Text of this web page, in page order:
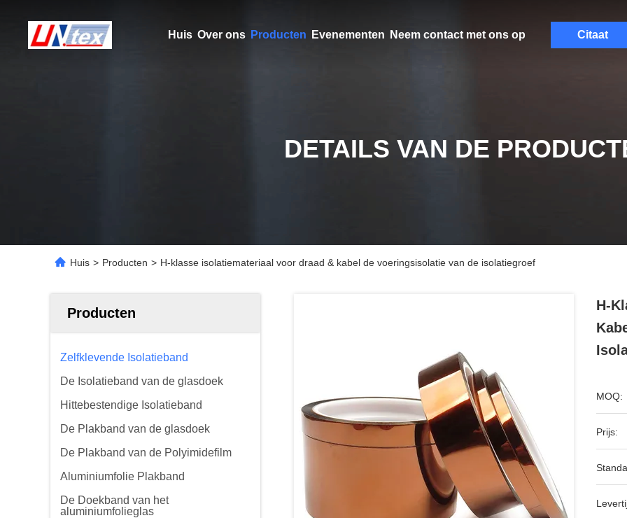
Huis Over ons Producten Evenementen Neem contact met ons op Citaat
DETAILS VAN DE
Huis > Producten > H-klasse isolatiemateriaal voor draad & kabel de voeringsisolatie van de isolatiegroef
Producten
Zelfklevende Isolatieband
De Isolatieband van de glasdoek
Hittebestendige Isolatieband
De Plakband van de glasdoek
De Plakband van de Polyimidefilm
Aluminiumfolie Plakband
De Doekband van het
aluminiumfolieglas
H-
MOQ:
Prijs: